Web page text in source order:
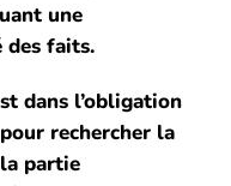
une
faits.
dans l’obligation
rechercher la
partie